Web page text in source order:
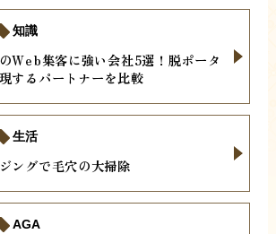
Web集客に強い会社5選！脱ポータ
するパートナーを比較
知識
ングで毛穴の大掃除
生活
AGA